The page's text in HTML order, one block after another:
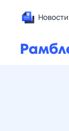
Новости